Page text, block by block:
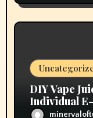
DIY Vape
Individual